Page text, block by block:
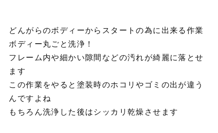
どんがらのボディーからスタートの為に出来る作業
ボディー丸ごと洗浄！
フレーム内や細かい隙間などの汚れが綺麗に落とせ
ます
この作業をやると塗装時のホコリやゴミの出が違う
んですよね
もちろん洗浄した後はシッカリ乾燥させます